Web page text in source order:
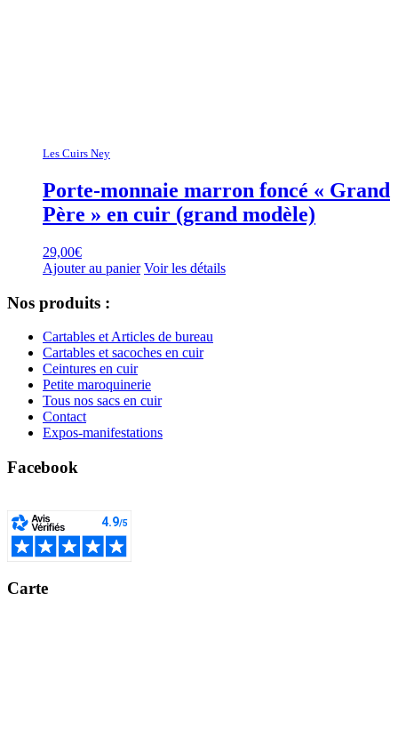
Les Cuirs Ney
Porte-monnaie marron foncé « Grand
Père » en cuir (grand modèle)
29,00€
Ajouter au panier Voir les détails
Nos produits :
Cartables et Articles de bureau
Cartables et sacoches en cuir
Ceintures en cuir
Petite maroquinerie
Tous nos sacs en cuir
Contact
Expos-manifestations
Facebook
Carte